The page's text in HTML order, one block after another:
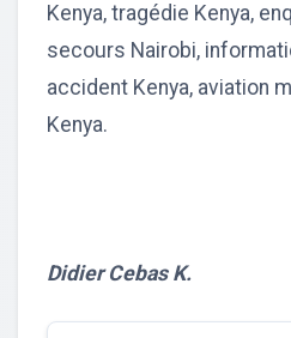
Kenya, tragédie Kenya,
secours Nairobi,
accident Kenya, aviation
Kenya.
Didier Cebas K.